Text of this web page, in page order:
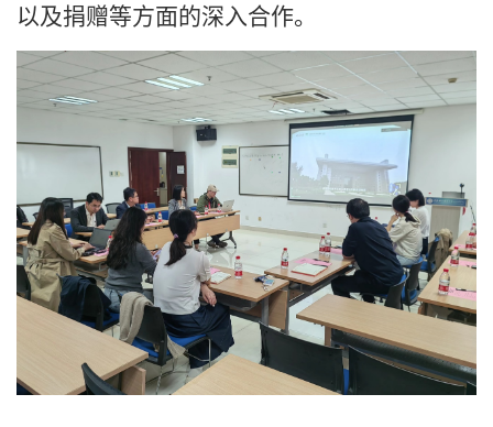
以及捐赠等方面的深入合作。